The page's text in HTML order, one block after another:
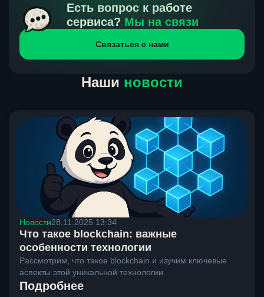
получения нами средств от тебя, а на другой части
направлений курс, указанный на сайте, является
окончательным. Если сомневаешься, напиши в онлайн-
чат на сайте, мы поможем разобраться.
Есть вопрос к работе
сервиса? Мы на связи
Связаться с нами
Наши новости
Новости28.11.2025 13:34
Что такое blockchain: важные
особенности технологии
Рассмотрим, что такое blockchain и изучим ключевые
аспекты этой уникальной технологии
Подробнее